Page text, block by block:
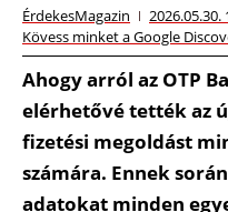
ÉrdekesMagazin
2026.05.30.
Kövess minket a Google
Ahogy arról az OTP
elérhetővé tették az
fizetési megoldást
számára. Ennek
adatokat minden